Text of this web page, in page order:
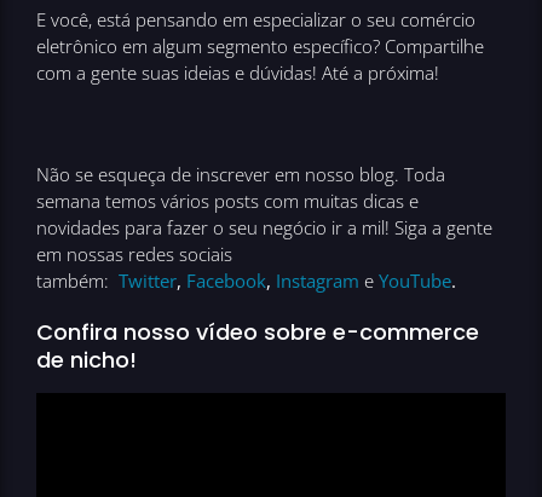
E você, está pensando em especializar o seu comércio
eletrônico em algum segmento específico? Compartilhe
com a gente suas ideias e dúvidas! Até a próxima!
Não se esqueça de inscrever em nosso blog. Toda
semana temos vários posts com muitas dicas e
novidades para fazer o seu negócio ir a mil! Siga a gente
em nossas redes sociais
também: Twitter, Facebook, Instagram e YouTube.
Confira nosso vídeo sobre e-commerce
de nicho!